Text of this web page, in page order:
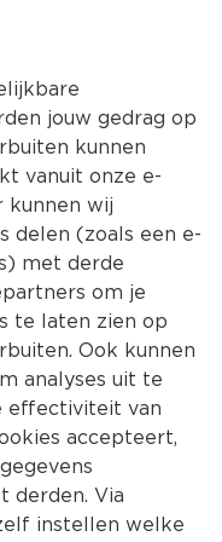
Kies jouw
Producten
jouw gedrag op
kunnen
vanuit onze e-
kunnen wij
delen (zoals een e-
met derde
om je
te laten zien op
Ook kunnen
analyses uit te
effectiviteit van
accepteert,
derden. Via
instellen welke